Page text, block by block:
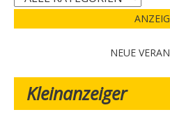
NEUE
Kleinanzeiger